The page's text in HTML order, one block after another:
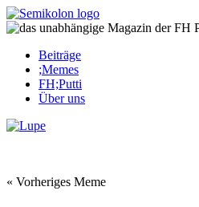
Skip
to
Beiträge
;Memes
FH;Putti
Über uns
« Vorheriges Meme